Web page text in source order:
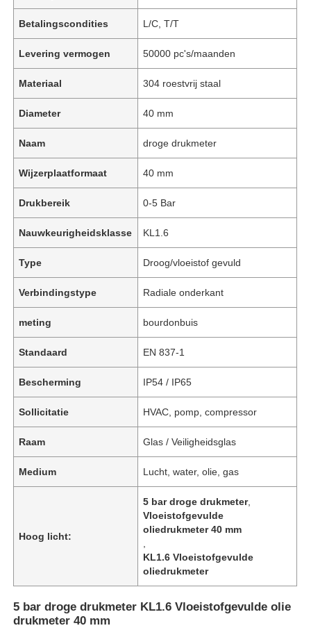
Betalingscondities L/C, T/T
Levering vermogen 50000 pc's/maanden
Materiaal 304 roestvrij staal
Diameter 40 mm
Naam droge drukmeter
Wijzerplaatformaat 40 mm
Drukbereik 0-5 Bar
Nauwkeurigheidsklasse KL1.6
Type Droog/vloeistof gevuld
Verbindingstype Radiale onderkant
meting bourdonbuis
Standaard EN 837-1
Bescherming IP54 / IP65
Sollicitatie HVAC, pomp, compressor
Raam Glas / Veiligheidsglas
Medium Lucht, water, olie, gas
Hoog licht:
5 bar droge drukmeter,
Vloeistofgevulde
oliedrukmeter 40 mm
KL1.6 Vloeistofgevulde
oliedrukmeter
5 bar droge drukmeter KL1.6 Vloeistofgevulde olie
drukmeter 40 mm